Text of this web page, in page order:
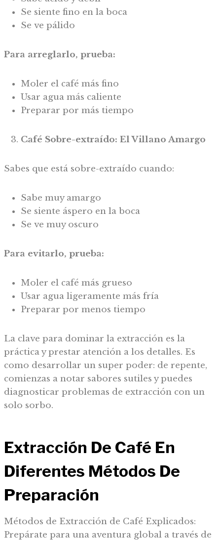
Se siente fino en la boca
Se ve pálido
Para arreglarlo, prueba:
Moler el café más fino
Usar agua más caliente
Preparar por más tiempo
Café Sobre-extraído: El Villano Amargo
Sabes que está sobre-extraído cuando:
Sabe muy amargo
Se siente áspero en la boca
Se ve muy oscuro
Para evitarlo, prueba:
Moler el café más grueso
Usar agua ligeramente más fría
Preparar por menos tiempo
La clave para dominar la extracción es la
práctica y prestar atención a los detalles. Es
como desarrollar un super poder: de repente,
comienzas a notar sabores sutiles y puedes
diagnosticar problemas de extracción con un
solo sorbo.
Extracción De Café En
Diferentes Métodos De
Preparación
Métodos de Extracción de Café Explicados:
Prepárate para una aventura global a través de